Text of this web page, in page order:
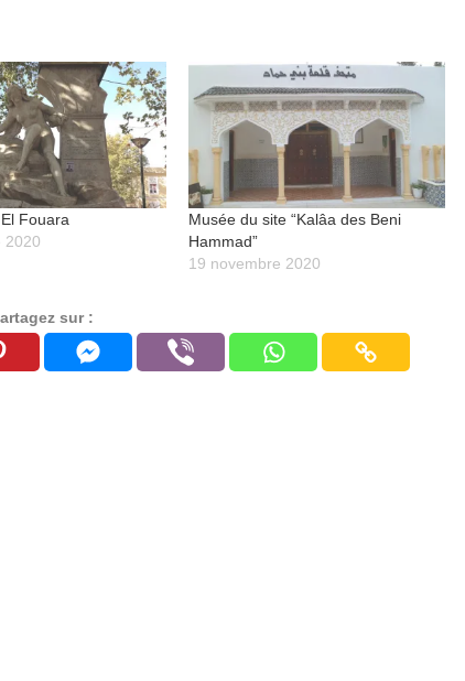
Fouara
2020
Musée du site “Kalâa des Beni
Hammad”
19 novembre 2020
sur :